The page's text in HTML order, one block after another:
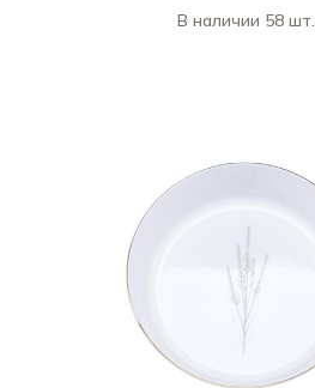
В наличии 58 шт.